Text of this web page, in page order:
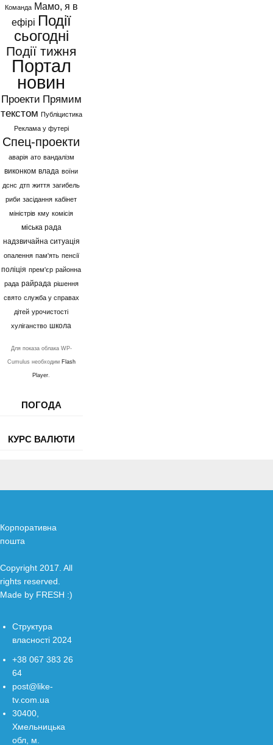
Команда Мамо, я в
ефірі Події
сьогодні
Події тижня
Портал
новин
Проекти Прямим
текстом Публіцистика
Реклама у футері
Спец-проекти
аварія ато вандалізм
виконком влада воїни
дснс дтп життя загибель
риби засідання кабінет
міністрів кму комісія
міська рада
надзвичайна ситуація
опалення пам'ять пенсії
поліція прем'єр районна
рада райрада рішення
свято служба у справах
дітей урочистості
хуліганство школа
Для показа облака WP-
Cumulus необходим Flash
Player.
ПОГОДА
КУРС ВАЛЮТИ
Корпоративна
пошта
Copyright 2017. All
rights reserved.
Made by FRESH :)
Структура
власності 2024
+38 067 383 26
64
post@like-
tv.com.ua
30400,
Хмельницька
обл, м.